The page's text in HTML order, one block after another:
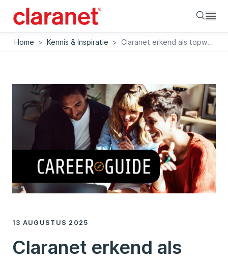
Home > Kennis & Inspiratie > Claranet erkend als topwerkgever in de Computable Career Guide 2025
13 AUGUSTUS 2025
Claranet erkend als